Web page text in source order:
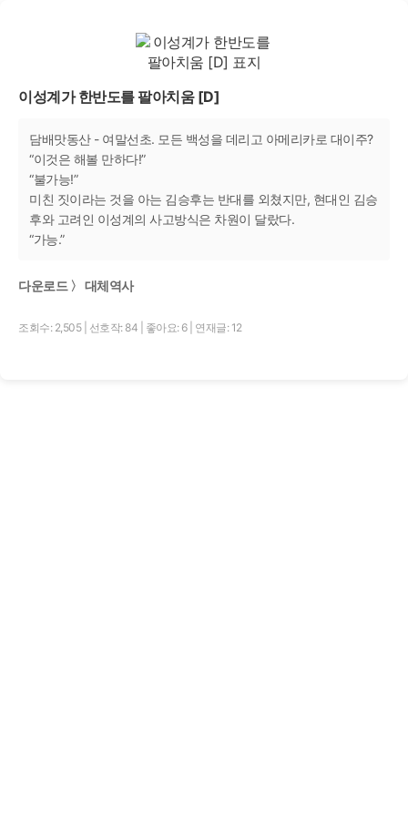
이성계가 한반도를 팔아치움 [D]
담배맛동산 - 여말선초. 모든 백성을 데리고 아메리카로 대이주?
“이것은 해볼 만하다!”
“불가능!”
미친 짓이라는 것을 아는 김승후는 반대를 외쳤지만, 현대인 김승
후와 고려인 이성계의 사고방식은 차원이 달랐다.
“가능.”
다운로드 〉 대체역사
조회수: 2,505 선호작: 84 좋아요: 6 연재글: 12